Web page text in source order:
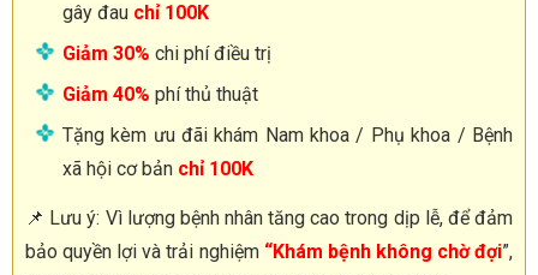
gây đau chỉ 100K
Giảm 30% chi phí điều trị
Giảm 40% phí thủ thuật
Tặng kèm ưu đãi khám Nam khoa / Phụ khoa / Bệnh
xã hội cơ bản chỉ 100K
📌 Lưu ý: Vì lượng bệnh nhân tăng cao trong dịp lễ, để đảm
bảo quyền lợi và trải nghiệm “Khám bệnh không chờ đợi”,